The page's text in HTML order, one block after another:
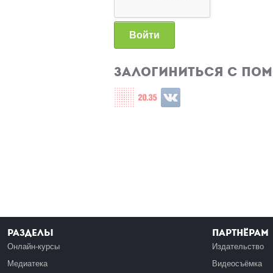
Войти
Залогиниться с
Login with СЦОС
Login with u2035
Login with ВКонтакте
Разделы
Онлайн-курсы
Медиатека
Партнёрам
Издательство
Видеосъёмка